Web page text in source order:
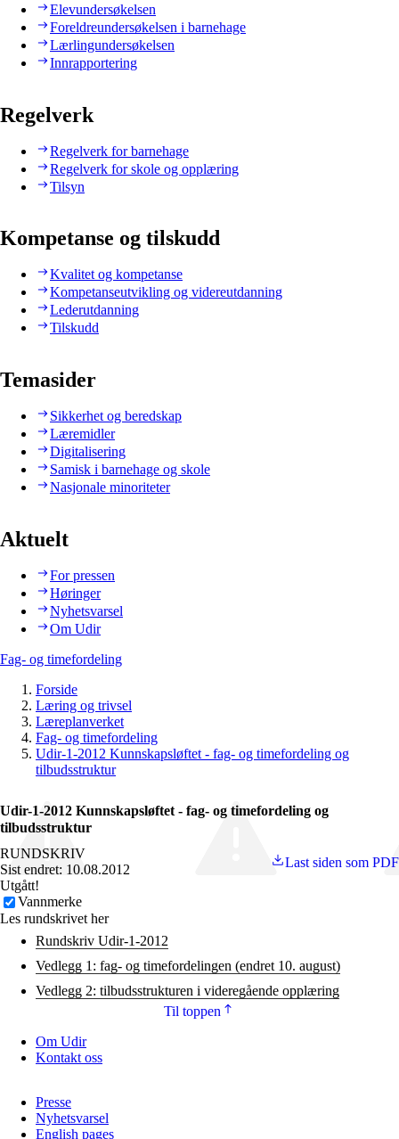
Elevundersøkelsen
Foreldreundersøkelsen i barnehage
Lærlingundersøkelsen
Innrapportering
Regelverk
Regelverk for barnehage
Regelverk for skole og opplæring
Tilsyn
Kompetanse og tilskudd
Kvalitet og kompetanse
Kompetanseutvikling og videreutdanning
Lederutdanning
Tilskudd
Temasider
Sikkerhet og beredskap
Læremidler
Digitalisering
Samisk i barnehage og skole
Nasjonale minoriteter
Aktuelt
For pressen
Høringer
Nyhetsvarsel
Om Udir
Fag- og timefordeling
Forside
Læring og trivsel
Læreplanverket
Fag- og timefordeling
Udir-1-2012 Kunnskapsløftet - fag- og timefordeling og
tilbudsstruktur
Udir-1-2012 Kunnskapsløftet - fag- og timefordeling og
tilbudsstruktur
RUNDSKRIV
Sist endret: 10.08.2012
Last siden som PDF
Utgått!
Vannmerke
Les rundskrivet her
Rundskriv Udir-1-2012
Vedlegg 1: fag- og timefordelingen (endret 10. august)
Vedlegg 2: tilbudsstrukturen i videregående opplæring
Til toppen
Om Udir
Kontakt oss
Presse
Nyhetsvarsel
English pages